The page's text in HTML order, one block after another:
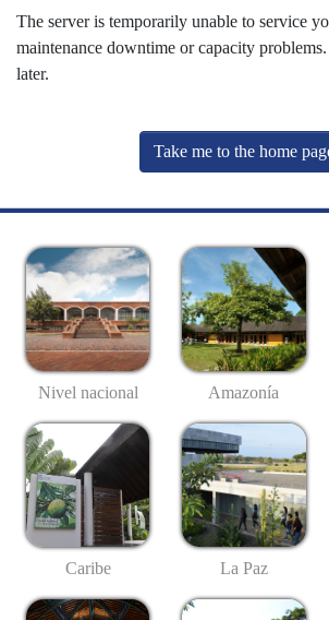
The server is temporarily unable to service
maintenance downtime or capacity
later.
Take me to the home
Nivel nacional Amazonía
Caribe La Paz